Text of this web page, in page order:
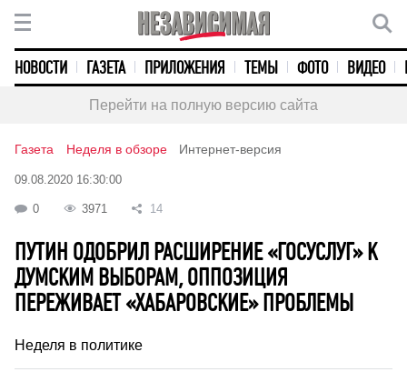
НОВОСТИ ГАЗЕТА ПРИЛОЖЕНИЯ ТЕМЫ ФОТО ВИДЕО
Перейти на полную версию сайта
Газета Неделя в обзоре Интернет-версия
09.08.2020 16:30:00
0 3971 14
ПУТИН ОДОБРИЛ РАСШИРЕНИЕ «ГОСУСЛУГ» К
ДУМСКИМ ВЫБОРАМ, ОППОЗИЦИЯ
ПЕРЕЖИВАЕТ «ХАБАРОВСКИЕ» ПРОБЛЕМЫ
Неделя в политике